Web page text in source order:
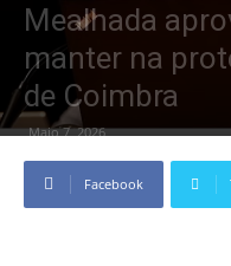
Mealhada
manter na
de Coimbra
Maio 7, 2026
Facebook